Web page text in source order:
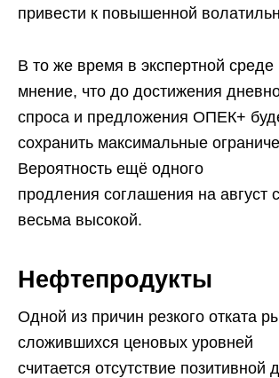
привести к повышенной
В то же время в экспертной среде
мнение, что до достижения
спроса и предложения ОПЕК+
сохранить максимальные
Вероятность ещё одного
продления соглашения на август
весьма высокой.
Нефтепродукты
Одной из причин резкого отката
сложившихся ценовых уровней
считается отсутствие позитивной